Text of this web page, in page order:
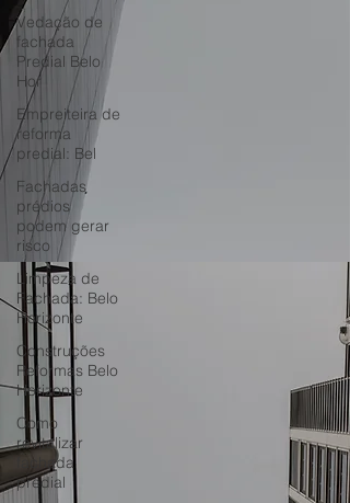
Vedação de
fachada
Predial Belo
Hor
Empreiteira de
reforma
predial: Bel
Fachadas
prédios
podem gerar
risco
Limpeza de
Fachada: Belo
Horizonte
Construções
Reformas Belo
Horizonte
Como
revitalizar
fachada
predial